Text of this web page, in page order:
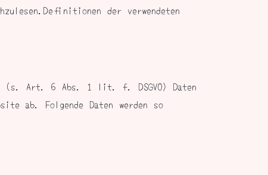
der verwendeten
(s. Art. 6 Abs. 1 lit. f. DSGVO) Daten
ab. Folgende Daten werden so